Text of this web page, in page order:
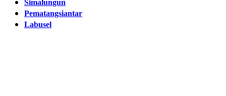
Simalungun
Pematangsiantar
Labusel